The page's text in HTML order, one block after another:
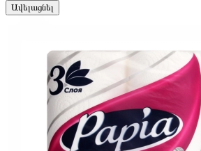
Ավելացնել